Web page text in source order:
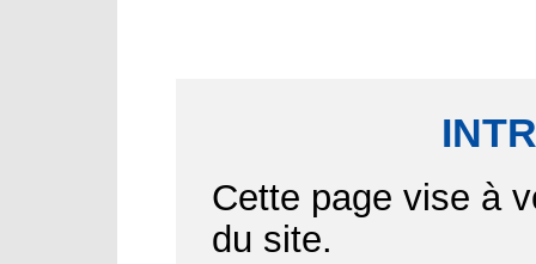
Cette page vise à
du site.